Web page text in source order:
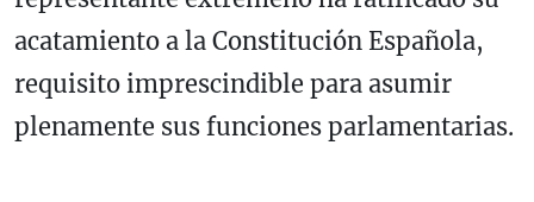
acatamiento a la Constitución Española,
requisito imprescindible para asumir
plenamente sus funciones parlamentarias.